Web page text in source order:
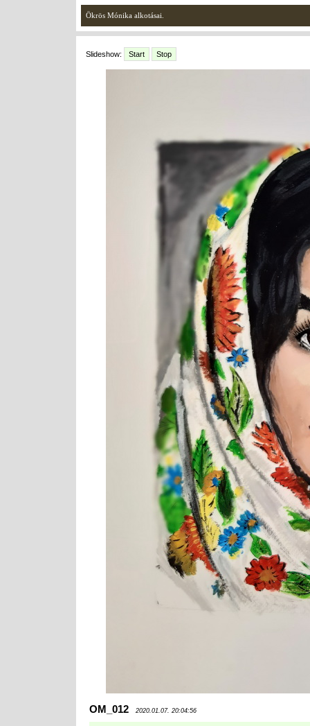
Ökrös Mónika alkotásai.
Slideshow: Start Stop
OM_012 2020.01.07. 20:04:56